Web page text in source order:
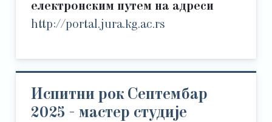
електронским путем на адреси
http://portal.jura.kg.ac.rs
Испитни рок Септембар
2025 - мастер студије